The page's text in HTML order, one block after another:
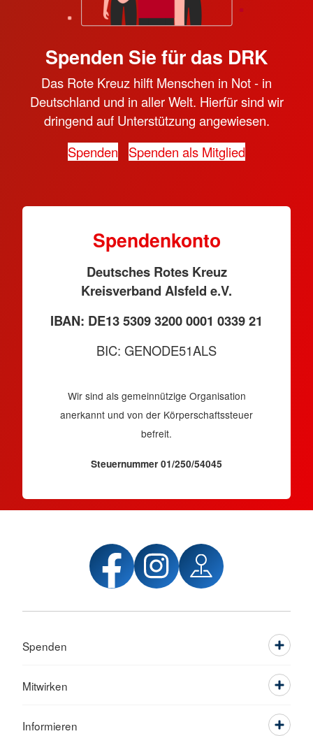
Spenden Sie für das DRK
Das Rote Kreuz hilft Menschen in Not - in
Deutschland und in aller Welt. Hierfür sind wir
dringend auf Unterstützung angewiesen.
Spenden
Spenden als Mitglied
Spendenkonto
Deutsches Rotes Kreuz
Kreisverband Alsfeld e.V.
IBAN: DE13 5309 3200 0001 0339 21
BIC: GENODE51ALS
Wir sind als gemeinnützige Organisation
anerkannt und von der Körperschaftssteuer
befreit.
Steuernummer 01/250/54045
Spenden
Mitwirken
Informieren